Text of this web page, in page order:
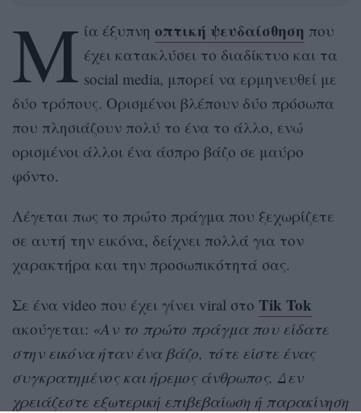
Μ ία έξυπνη οπτική ψευδαίσθηση που
έχει κατακλύσει το διαδίκτυο και τα
social media, μπορεί να ερμηνευθεί με
δύο τρόπους. Ορισμένοι βλέπουν δύο πρόσωπα
που πλησιάζουν πολύ το ένα το άλλο, ενώ
ορισμένοι άλλοι ένα άσπρο βάζο σε μαύρο
φόντο.
Λέγεται πως το πρώτο πράγμα που ξεχωρίζετε
σε αυτή την εικόνα, δείχνει πολλά για τον
χαρακτήρα και την προσωπικότητά σας.
Σε ένα video που έχει γίνει viral στο Tik Tok
ακούγεται: «Αν το πρώτο πράγμα που είδατε
στην εικόνα ήταν ένα βάζο, τότε είστε ένας
συγκρατημένος και ήρεμος άνθρωπος. Δεν
χρειάζεστε εξωτερική επιβεβαίωση ή παρακίνηση